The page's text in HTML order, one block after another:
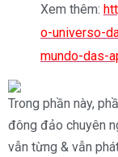
Xem thêm:
o-universo-
mundo-das-
Trong phần này,
đông đảo chuyên
vẫn từng & vẫn